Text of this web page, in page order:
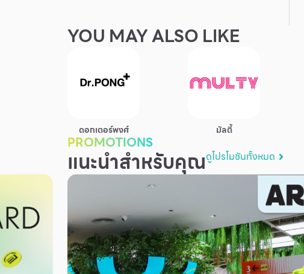
YOU MAY ALSO LIKE
ดอกเตอร์พงศ์ มัลตี้
PROMOTIONS
แนะนำสำหรับคุณดูโปรโมชันทั้งหมด